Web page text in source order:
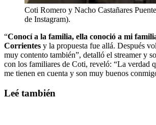
Coti Romero y Nacho Castañares
de Instagram).
“Conocí a la familia, ella conoció a mi
Corrientes y la propuesta fue allá. Después
muy contento también”, detalló el streamer y
con los familiares de Coti, reveló: “La verdad
me tienen en cuenta y son muy buenos
Leé también